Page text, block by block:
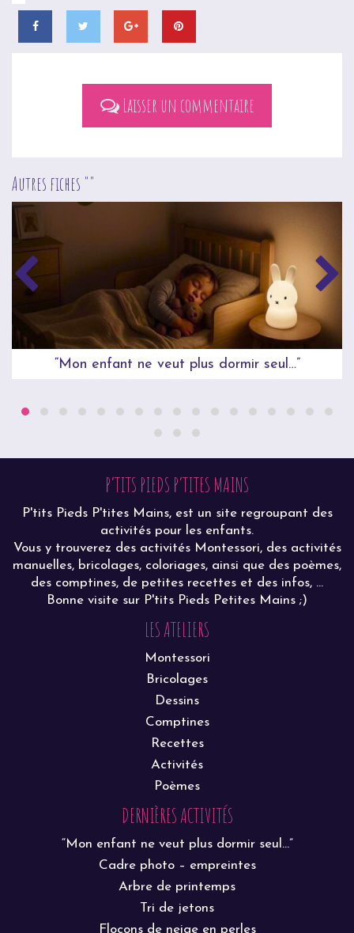
Laisser un commentaire
Autres fiches ""
“Mon enfant ne veut plus dormir seul…”
P’TITS PIEDS P’TITES MAINS
P'tits Pieds P'tites Mains, est un site regroupant des
activités pour les enfants.
Vous y trouverez des activités Montessori, des activités
manuelles, bricolages, coloriages, ainsi que des poèmes,
des comptines, de petites recettes et des infos, ...
Bonne visite sur P'tits Pieds Petites Mains ;)
LES ATELIERS
Montessori
Bricolages
Dessins
Comptines
Recettes
Activités
Poèmes
DERNIÈRES ACTIVITÉS
“Mon enfant ne veut plus dormir seul…”
Cadre photo – empreintes
Arbre de printemps
Tri de jetons
Flocons de neige en perles